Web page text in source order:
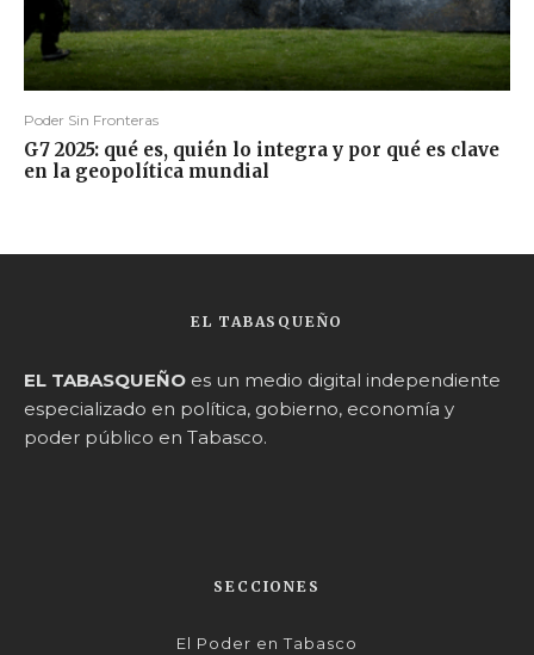
Poder Sin Fronteras
G7 2025: qué es, quién lo integra y por qué es clave
en la geopolítica mundial
EL TABASQUEÑO
EL TABASQUEÑO es un medio digital independiente
especializado en política, gobierno, economía y
poder público en Tabasco.
SECCIONES
El Poder en Tabasco